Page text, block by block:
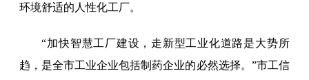
环境舒适的人性化工厂。
“加快智慧工厂建设，走新型工业化道路是大势所
趋，是全市工业企业包括制药企业的必然选择。”市工信